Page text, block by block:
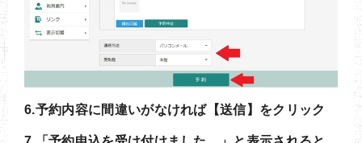
6.予約内容に間違いがなければ【送信】をクリック